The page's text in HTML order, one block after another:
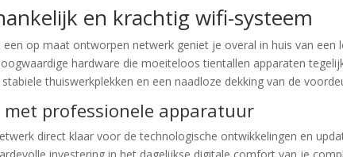
en krachtig wifi-systeem
op maat ontworpen netwerk geniet je overal in huis van een
hardware die moeiteloos tientallen apparaten
thuiswerkplekken en een naadloze dekking van de
professionele apparatuur
direct klaar voor de technologische ontwikkelingen en